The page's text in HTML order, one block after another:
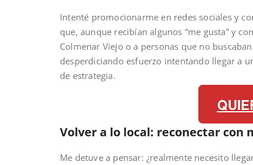
Intenté promocionarme en redes sociales y
que, aunque recibían algunos “me gusta” y
Colmenar Viejo o a personas que no
desperdiciando esfuerzo intentando llegar a
de estrategia.
Volver a lo local: reconectar con
Me detuve a pensar: ¿realmente necesito